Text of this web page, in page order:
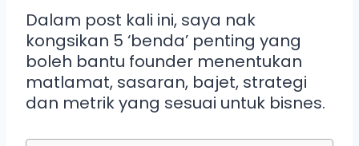
Dalam post kali ini, saya nak
kongsikan 5 ‘benda’ penting yang
boleh bantu founder menentukan
matlamat, sasaran, bajet, strategi
dan metrik yang sesuai untuk bisnes.